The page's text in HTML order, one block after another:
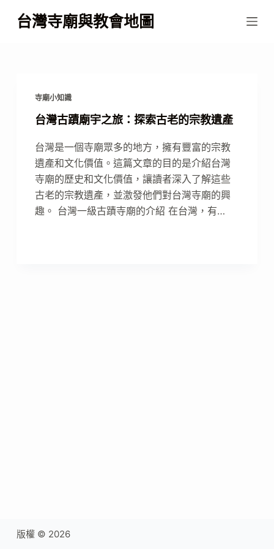
跳
至
台灣寺廟與教會地圖
寺廟小知識
台灣古蹟廟宇之旅：探索古老的宗教遺產
台灣是一個寺廟眾多的地方，擁有豐富的宗教
遺產和文化價值。這篇文章的目的是介紹台灣
寺廟的歷史和文化價值，讓讀者深入了解這些
古老的宗教遺產，並激發他們對台灣寺廟的興
趣。 台灣一級古蹟寺廟的介紹 在台灣，有…
版權 © 2026